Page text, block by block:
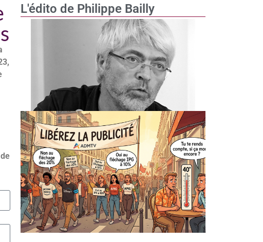
L'édito de Philippe Bailly